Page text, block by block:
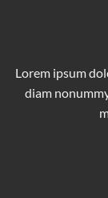
Lorem ipsum
diam